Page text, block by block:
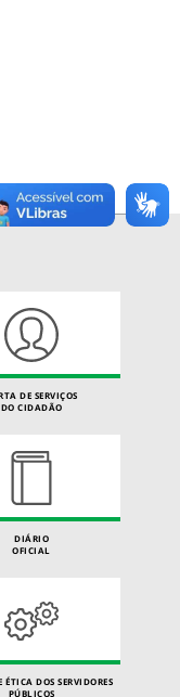
DE SERVIÇOS
DO CIDADÃO
DIÁRIO
OFICIAL
ÉTICA DOS SERVIDORES
PÚBLICOS